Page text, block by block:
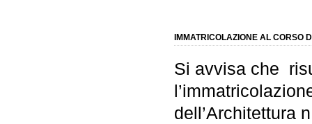
IMMATRICOLAZIONE AL CORSO
Si avvisa che
dell’Architettura